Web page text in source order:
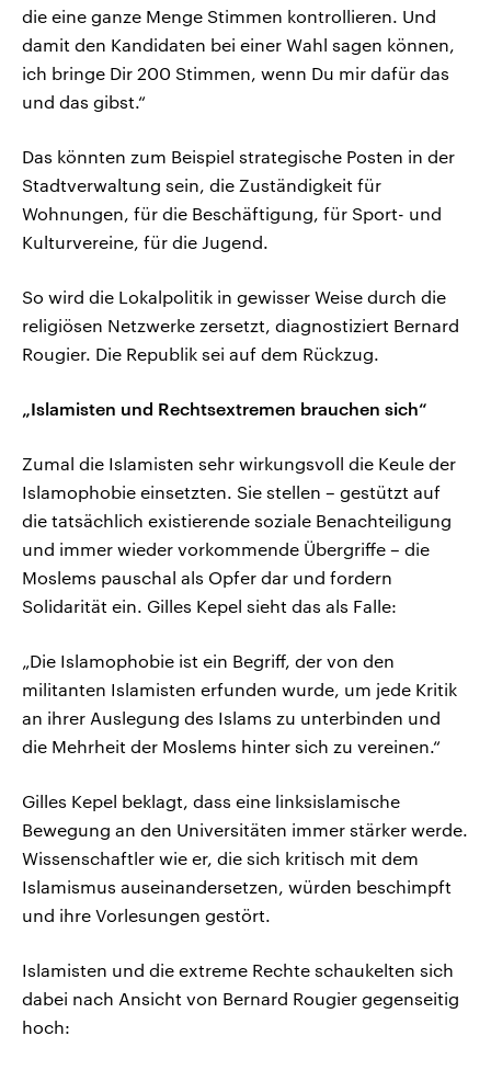
die eine ganze Menge Stimmen kontrollieren. Und
damit den Kandidaten bei einer Wahl sagen können,
ich bringe Dir 200 Stimmen, wenn Du mir dafür das
und das gibst.“
Das könnten zum Beispiel strategische Posten in der
Stadtverwaltung sein, die Zuständigkeit für
Wohnungen, für die Beschäftigung, für Sport- und
Kulturvereine, für die Jugend.
So wird die Lokalpolitik in gewisser Weise durch die
religiösen Netzwerke zersetzt, diagnostiziert Bernard
Rougier. Die Republik sei auf dem Rückzug.
„Islamisten und Rechtsextremen brauchen sich“
Zumal die Islamisten sehr wirkungsvoll die Keule der
Islamophobie einsetzten. Sie stellen – gestützt auf
die tatsächlich existierende soziale Benachteiligung
und immer wieder vorkommende Übergriffe – die
Moslems pauschal als Opfer dar und fordern
Solidarität ein. Gilles Kepel sieht das als Falle:
„Die Islamophobie ist ein Begriff, der von den
militanten Islamisten erfunden wurde, um jede Kritik
an ihrer Auslegung des Islams zu unterbinden und
die Mehrheit der Moslems hinter sich zu vereinen.“
Gilles Kepel beklagt, dass eine linksislamische
Bewegung an den Universitäten immer stärker werde.
Wissenschaftler wie er, die sich kritisch mit dem
Islamismus auseinandersetzen, würden beschimpft
und ihre Vorlesungen gestört.
Islamisten und die extreme Rechte schaukelten sich
dabei nach Ansicht von Bernard Rougier gegenseitig
hoch: